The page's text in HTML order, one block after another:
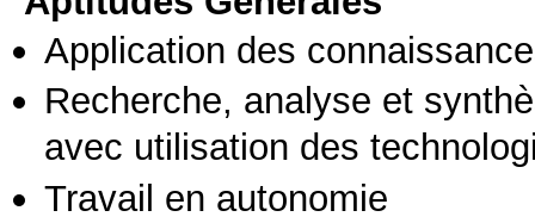
Application des
Recherche, analyse et
avec utilisation des
Travail en autonomie